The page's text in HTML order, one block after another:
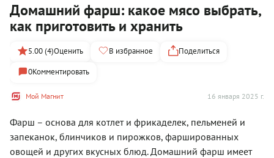
Домашний фарш: какое мясо выбрать,
как приготовить и хранить
Мой Магнит 16 января 2025 г.
5.00 (4)Оценить В избранное
Поделиться
0Комментировать
Фарш – основа для котлет и фрикаделек, пельменей и
запеканок, блинчиков и пирожков, фаршированных
овощей и других вкусных блюд. Домашний фарш имеет